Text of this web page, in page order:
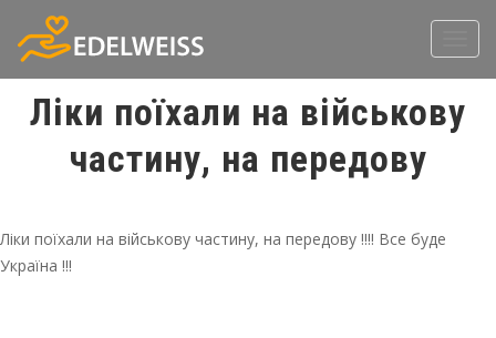
Ліки поїхали на військову
частину, на передову
Ліки поїхали на військову частину, на передову !!!! Все буде
Україна !!!